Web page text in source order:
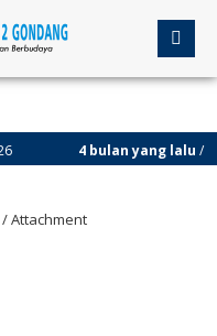
4 bulan yang lalu/
/ Attachment